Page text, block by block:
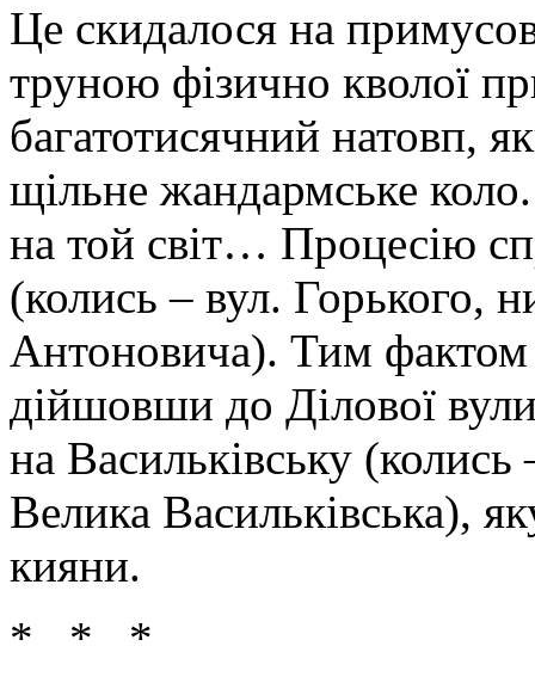
Це скидалося на
труною фізично кволої
багатотисячний натовп,
щільне жандармське
на той світ… Процесію
(колись – вул. Горького,
Антоновича). Тим
дійшовши до Ділової
на Васильківську
Велика Васильківська),
кияни.
* * *